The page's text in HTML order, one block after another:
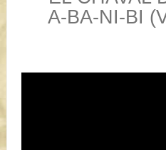
A-BA-NI-BI